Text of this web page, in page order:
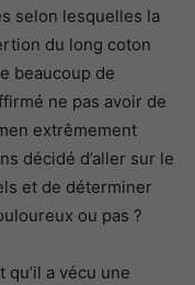
selon lesquelles la
du long coton
beaucoup de
ne pas avoir de
extrêmement
décidé d’aller sur le
et de déterminer
ou pas ?
a vécu une